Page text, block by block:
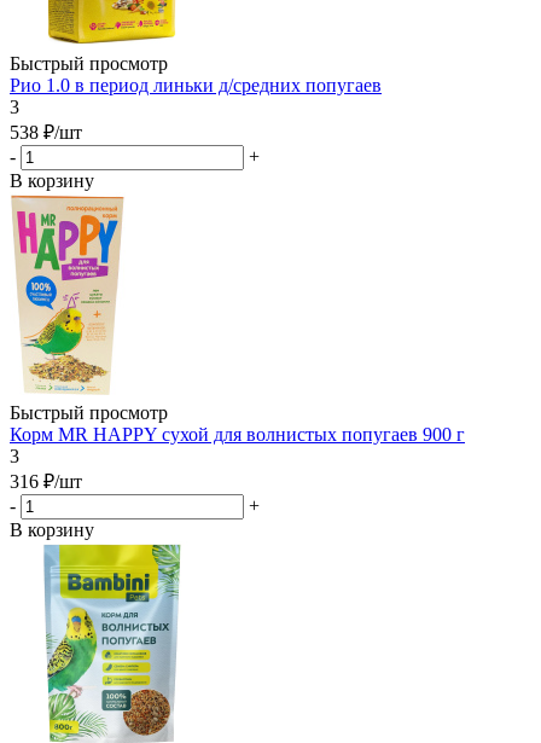
Быстрый просмотр
Рио 1.0 в период линьки д/средних попугаев
3
538 ₽/шт
-
+
В корзину
Быстрый просмотр
Корм MR HAPPY сухой для волнистых попугаев 900 г
3
316 ₽/шт
-
+
В корзину